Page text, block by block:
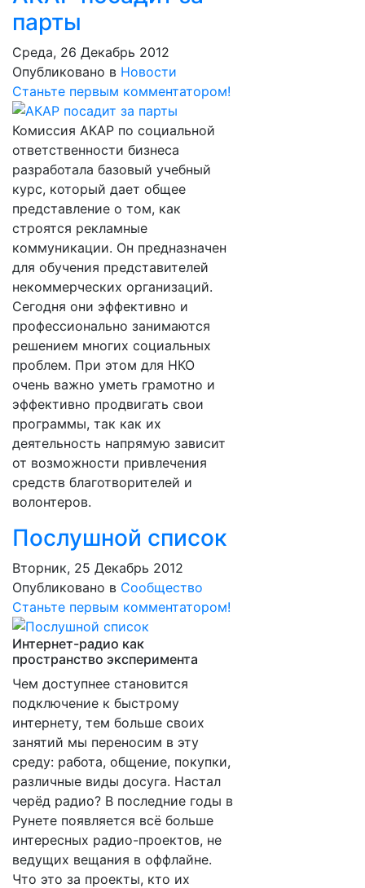
парты
Среда, 26 Декабрь 2012
Опубликовано в Новости
Станьте первым комментатором!
Комиссия АКАР по социальной
ответственности бизнеса
разработала базовый учебный
курс, который дает общее
представление о том, как
строятся рекламные
коммуникации. Он предназначен
для обучения представителей
некоммерческих организаций.
Сегодня они эффективно и
профессионально занимаются
решением многих социальных
проблем. При этом для НКО
очень важно уметь грамотно и
эффективно продвигать свои
программы, так как их
деятельность напрямую зависит
от возможности привлечения
средств благотворителей и
волонтеров.
Послушной список
Вторник, 25 Декабрь 2012
Опубликовано в Сообщество
Станьте первым комментатором!
Интернет-радио как
пространство эксперимента
Чем доступнее становится
подключение к быстрому
интернету, тем больше своих
занятий мы переносим в эту
среду: работа, общение, покупки,
различные виды досуга. Настал
черёд радио? В последние годы в
Рунете появляется всё больше
интересных радио-проектов, не
ведущих вещания в оффлайне.
Что это за проекты, кто их